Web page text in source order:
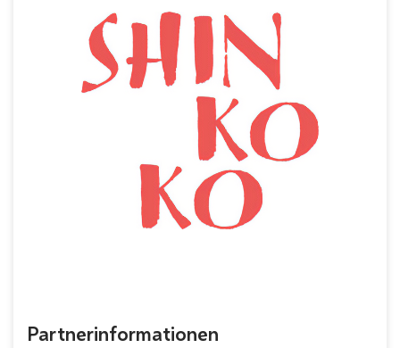
Partnerinformationen